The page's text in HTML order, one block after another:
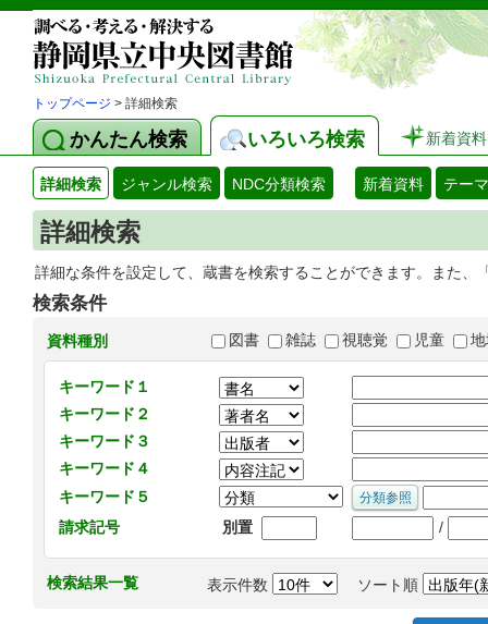
トップページ > 詳細検索
かんたん検索 いろいろ検索 新着資料
詳細検索 ジャンル検索 NDC分類検索 新着資料 テー
詳細検索
詳細な条件を設定して、蔵書を検索することができます。また
検索条件
資料種別 図書 雑誌 視聴覚 児童
キーワード１
キーワード２
キーワード３
キーワード４
キーワード５
請求記号
別置 /
検索結果一覧 表示件数 ソート順